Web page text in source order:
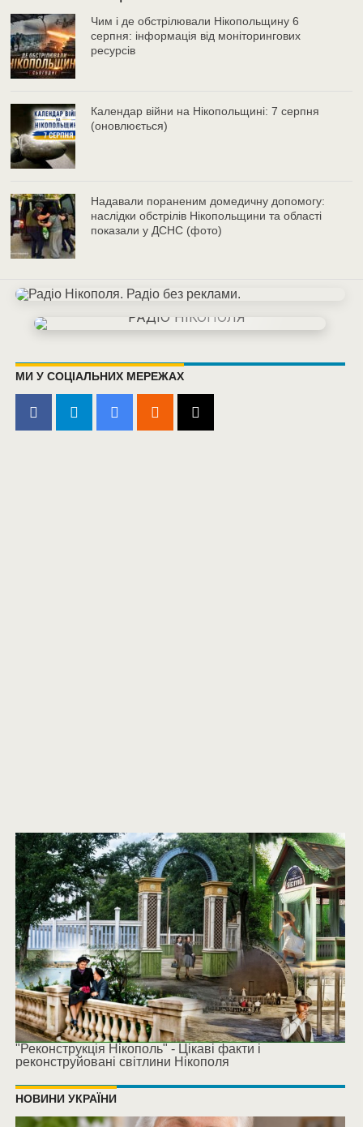
Чим і де обстрілювали Нікопольщину 6
серпня: інформація від моніторингових
ресурсів
Календар війни на Нікопольщині: 7 серпня
(оновлюється)
Надавали пораненим домедичну допомогу:
наслідки обстрілів Нікопольщини та області
показали у ДСНС (фото)
МИ У СОЦІАЛЬНИХ МЕРЕЖАХ
"Реконструкція Нікополь" - Цікаві факти і
реконструйовані світлини Нікополя
НОВИНИ УКРАЇНИ